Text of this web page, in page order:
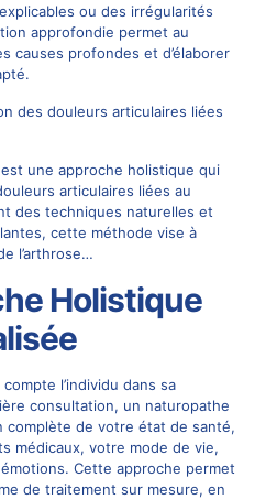
ou des irrégularités
approfondie permet au
causes profondes et d’élaborer
des douleurs articulaires liées
est une approche holistique qui
articulaires liées au
des techniques naturelles et
cette méthode vise à
l’arthrose…
Holistique
l’individu dans sa
consultation, un naturopathe
complète de votre état de santé,
médicaux, votre mode de vie,
Cette approche permet
de traitement sur mesure, en